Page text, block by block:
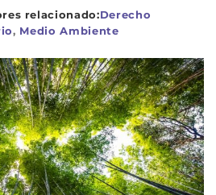
Derecho
, Medio Ambiente